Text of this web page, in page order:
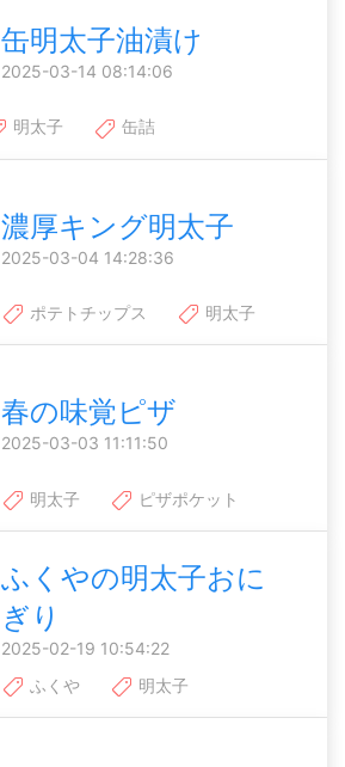
缶明太子油漬け
2025-03-14 08:14:06
明太子 缶詰
濃厚キング明太子
2025-03-04 14:28:36
ポテトチップス 明太子
春の味覚ピザ
2025-03-03 11:11:50
明太子 ピザポケット
ふくやの明太子おに
ぎり
2025-02-19 10:54:22
ふくや 明太子